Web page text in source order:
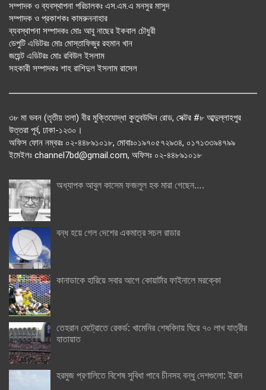
সম্পাদক ও ব্যবস্থাপনা পরিচালকঃ এস.এম.এ মনসুর মাসুদ
সম্পাদক ও প্রকাশকঃ কামরুননাহার
ব্যবস্থাপনা সম্পাদকঃ মোঃ আবু নাছের ইকবাল চৌধুরী
ডেপুটি এডিটরঃ মোঃ মোস্তাফিজুর রহমান খান
জয়েন্ট এডিটরঃ মোঃ রবিউল ইসলাম
সহকারী সম্পাদকঃ শাহ রাশিদুল ইসলাম রাসেল
৩৮ মা ভবন (তৃতীয় তলা) বীর মুক্তিযোদ্ধা কুতুবউদ্দিন রোড, সেক্টর #৮ আব্দুল্লাহপুর
উত্তরা পূর্ব, ঢাকা-১২৩০।
অফিস ফোন নম্বরঃ ০২-৪৪৮৯১০১৮, মোবাঃ০১৯৭০৫৭২৯৩৪, ০১৭১৩৩৯৪৭৯৯
ইমেইলঃ channel7bd@gmail.com, অফিসঃ ০২-৪৪৮৯১০১৮
অধ্যাপক আবুল কাসেম ফজলুল হক মারা গেছেন….
বন্ধ হয়ে গেল দেশের একমাত্র সচল রাডার
কানাডাকে হারিয়ে সবার আগে কোয়ার্টার ফাইনালে মরক্কো
তেহরান মেট্রোতে রেকর্ড: খামেনির শেষবিদায় ঘিরে ৭০ লাখ যাত্রীর
যাতায়াত
হরমুজ প্রণালিতে বিশেষ সুবিধা পাবে চীনসহ বন্ধু দেশগুলো: ইরান